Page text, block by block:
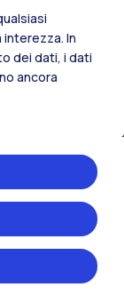
Milano | P.IVA
In
dei dati, i dati
ancora